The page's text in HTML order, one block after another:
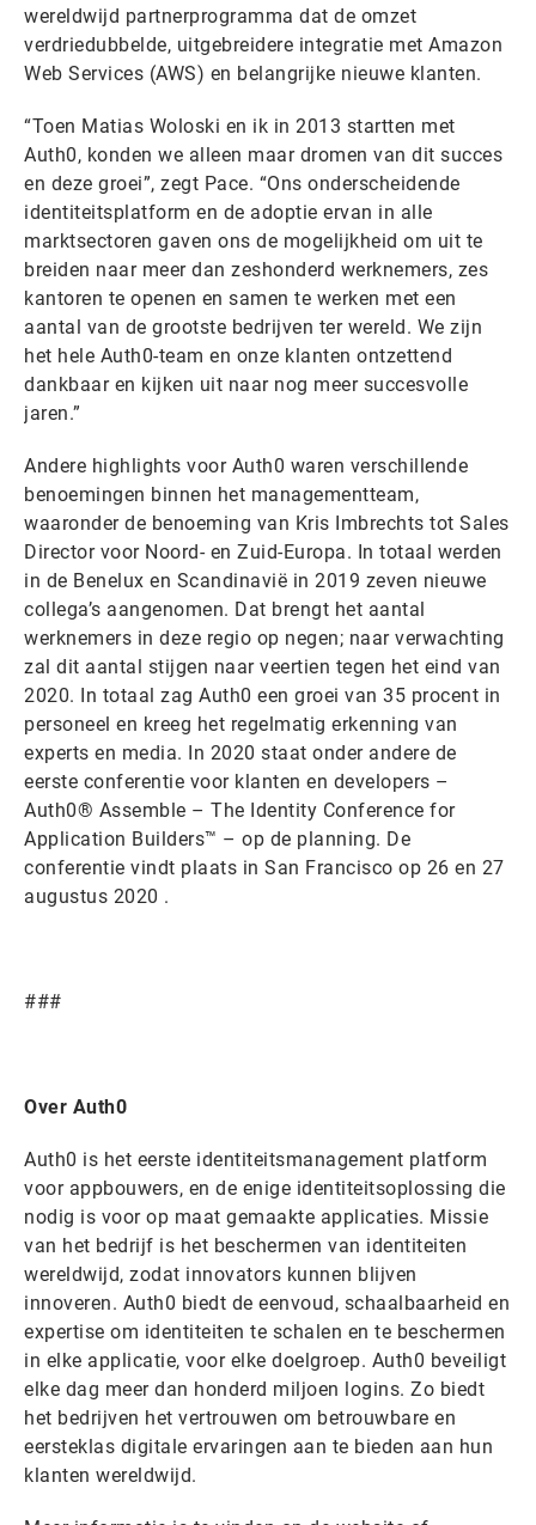
wereldwijd partnerprogramma dat de omzet
verdriedubbelde, uitgebreidere integratie met Amazon
Web Services (AWS) en belangrijke nieuwe klanten.
“Toen Matias Woloski en ik in 2013 startten met
Auth0, konden we alleen maar dromen van dit succes
en deze groei”, zegt Pace. “Ons onderscheidende
identiteitsplatform en de adoptie ervan in alle
marktsectoren gaven ons de mogelijkheid om uit te
breiden naar meer dan zeshonderd werknemers, zes
kantoren te openen en samen te werken met een
aantal van de grootste bedrijven ter wereld. We zijn
het hele Auth0-team en onze klanten ontzettend
dankbaar en kijken uit naar nog meer succesvolle
jaren.”
Andere highlights voor Auth0 waren verschillende
benoemingen binnen het managementteam,
waaronder de benoeming van Kris Imbrechts tot Sales
Director voor Noord- en Zuid-Europa. In totaal werden
in de Benelux en Scandinavië in 2019 zeven nieuwe
collega’s aangenomen. Dat brengt het aantal
werknemers in deze regio op negen; naar verwachting
zal dit aantal stijgen naar veertien tegen het eind van
2020. In totaal zag Auth0 een groei van 35 procent in
personeel en kreeg het regelmatig erkenning van
experts en media. In 2020 staat onder andere de
eerste conferentie voor klanten en developers –
Auth0® Assemble – The Identity Conference for
Application Builders™ – op de planning. De
conferentie vindt plaats in San Francisco op 26 en 27
augustus 2020 .
###
Over Auth0
Auth0 is het eerste identiteitsmanagement platform
voor appbouwers, en de enige identiteitsoplossing die
nodig is voor op maat gemaakte applicaties. Missie
van het bedrijf is het beschermen van identiteiten
wereldwijd, zodat innovators kunnen blijven
innoveren. Auth0 biedt de eenvoud, schaalbaarheid en
expertise om identiteiten te schalen en te beschermen
in elke applicatie, voor elke doelgroep. Auth0 beveiligt
elke dag meer dan honderd miljoen logins. Zo biedt
het bedrijven het vertrouwen om betrouwbare en
eersteklas digitale ervaringen aan te bieden aan hun
klanten wereldwijd.